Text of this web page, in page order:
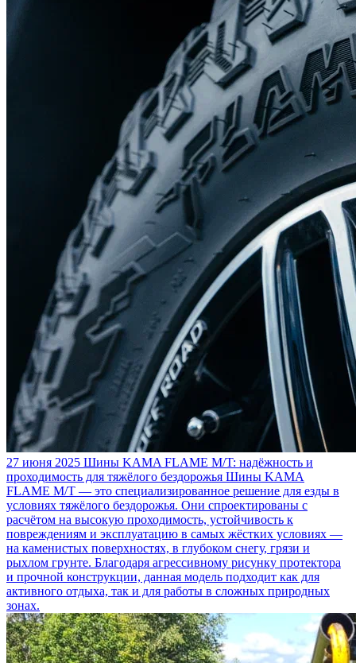
27 июня 2025 Шины KAMA FLAME M/T: надёжность и
проходимость для тяжёлого бездорожья Шины KAMA
FLAME M/T — это специализированное решение для езды в
условиях тяжёлого бездорожья. Они спроектированы с
расчётом на высокую проходимость, устойчивость к
повреждениям и эксплуатацию в самых жёстких условиях —
на каменистых поверхностях, в глубоком снегу, грязи и
рыхлом грунте. Благодаря агрессивному рисунку протектора
и прочной конструкции, данная модель подходит как для
активного отдыха, так и для работы в сложных природных
зонах.